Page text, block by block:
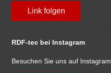
Link folgen
RDF-tec bei Instagram
Besuchen Sie uns auf Instagram